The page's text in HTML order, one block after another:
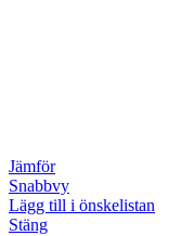
Jämför
Snabbvy
Lägg till i önskelistan
Stäng